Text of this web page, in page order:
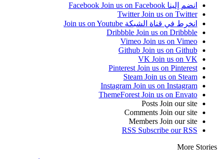
انضم إلينا Facebook Join us on Facebook
Twitter Join us on Twitter
انخرط في قناة الشبكة Join us on Youtube
Dribbble Join us on Dribbble
Vimeo Join us on Vimeo
Github Join us on Github
VK Join us on VK
Pinterest Join us on Pinterest
Steam Join us on Steam
Instagram Join us on Instagram
ThemeForest Join us on Envato
Posts Join our site
Comments Join our site
Members Join our site
RSS Subscribe our RSS
More Stories